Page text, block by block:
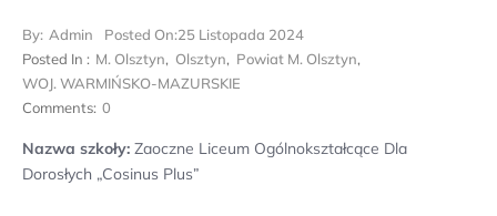
By: Admin Posted On:25 Listopada 2024
Posted In : M. Olsztyn, Olsztyn, Powiat M. Olsztyn,
WOJ. WARMIŃSKO-MAZURSKIE
Comments: 0
Nazwa szkoły: Zaoczne Liceum Ogólnokształcące Dla
Dorosłych „Cosinus Plus”